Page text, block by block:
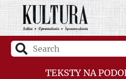
TEKSTY NA